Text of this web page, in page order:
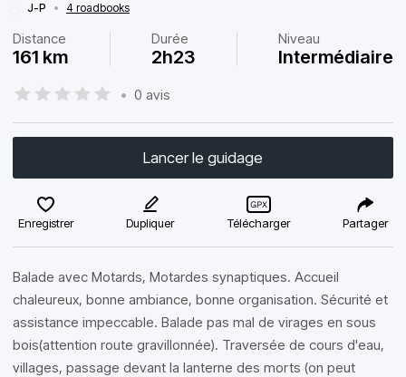
J-P • 4 roadbooks
Distance
161 km
Durée
2h23
Niveau
Intermédiaire
• 0 avis
Lancer le guidage
Enregistrer Dupliquer Télécharger Partager
Balade avec Motards, Motardes synaptiques. Accueil
chaleureux, bonne ambiance, bonne organisation. Sécurité et
assistance impeccable. Balade pas mal de virages en sous
bois(attention route gravillonnée). Traversée de cours d'eau,
villages, passage devant la lanterne des morts (on peut